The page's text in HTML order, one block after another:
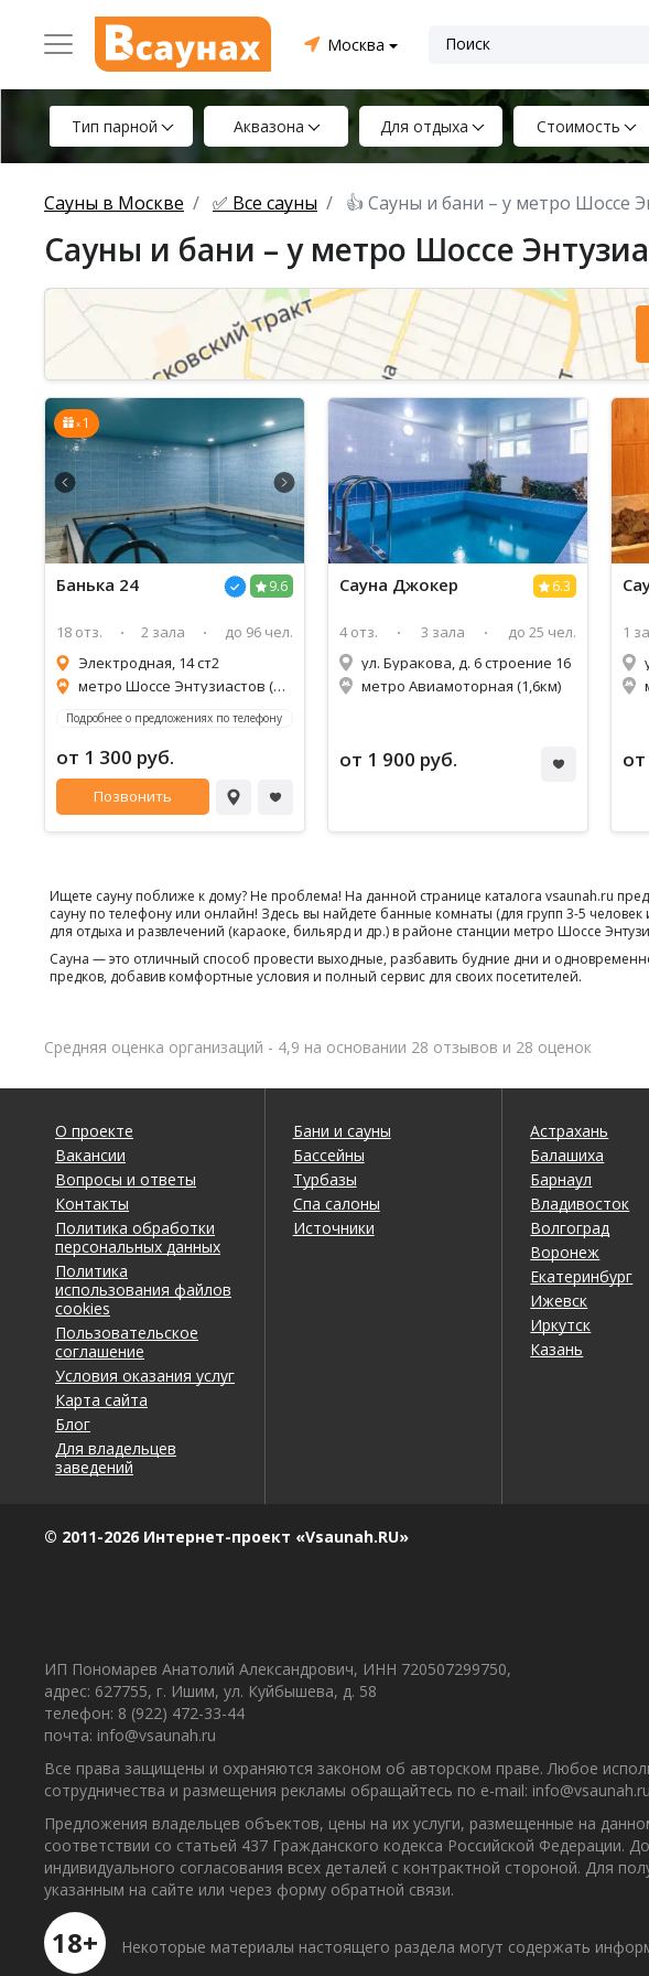
Москва
Тип парной Аквазона Для отдыха Стоимость
Сауны в Москве ✅ Все сауны 👍 Сауны и бани – у метро Шоссе
Сауны и бани – у метро Шоссе
x 1
9.6
Банька 24
18 отз. 2 зала
до 96 чел.
Электродная, 14 ст2
метро Шоссе Энтузиастов (1,1км)
Подробнее о предложениях по телефону
от 1 300 руб.
Позвонить
6.3
Сауна Джокер
4 отз. 3 зала
до 25 чел.
ул. Буракова, д. 6 строение 16
метро Авиамоторная (1,6км)
от 1 900 руб.
1
Ищете сауну поближе к дому? Не проблема! На данной странице каталога vsaunah.ru
сауну по телефону или онлайн! Здесь вы найдете банные комнаты (для групп 3-5
для отдыха и развлечений (караоке, бильярд и др.) в районе станции метро Шоссе
Сауна — это отличный способ провести выходные, разбавить будние дни и
предков, добавив комфортные условия и полный сервис для своих посетителей.
Средняя оценка организаций - 4,9 на основании 28 отзывов и 28 оценок
О проекте
Вакансии
Вопросы и ответы
Контакты
Политика обработки
персональных данных
Политика
использования файлов
cookies
Пользовательское
соглашение
Условия оказания услуг
Карта сайта
Блог
Для владельцев
заведений
Бани и сауны
Бассейны
Турбазы
Спа салоны
Источники
Астрахань
Балашиха
Барнаул
Владивосток
Волгоград
Воронеж
Екатеринбург
Ижевск
Иркутск
Казань
© 2011-2026 Интернет-проект «Vsaunah.RU»
ИП Пономарев Анатолий Александрович, ИНН 720507299750,
адрес: 627755, г. Ишим, ул. Куйбышева, д. 58
телефон: 8 (922) 472-33-44
почта: info@vsaunah.ru
Все права защищены и охраняются законом об авторском праве. Любое
сотрудничества и размещения рекламы обращайтесь по e-mail: info@vsaunah.ru
Предложения владельцев объектов, цены на их услуги, размещенные на
соответствии со статьей 437 Гражданского кодекса Российской
индивидуального согласования всех деталей с контрактной стороной. Для
указанным на сайте или через форму обратной связи.
18+ Некоторые материалы настоящего раздела могут содержать